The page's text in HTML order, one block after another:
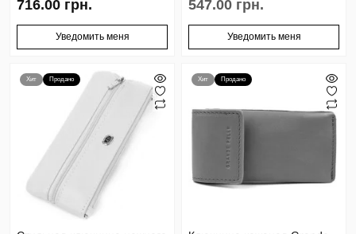
716.00 грн.
Уведомить меня
547.00 грн.
Уведомить меня
Хит Продано Хит Продано